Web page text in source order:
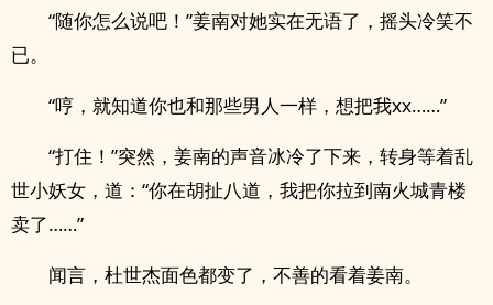
“随你怎么说吧！”姜南对她实在无语了，摇头冷笑不
已。
“哼，就知道你也和那些男人一样，想把我xx……”
“打住！”突然，姜南的声音冰冷了下来，转身等着乱
世小妖女，道：“你在胡扯八道，我把你拉到南火城青楼
卖了……”
闻言，杜世杰面色都变了，不善的看着姜南。